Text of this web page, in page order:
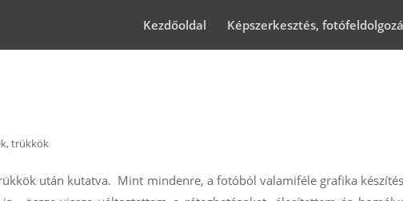
Kezdőoldal Képszerkesztés,
trükkök
után kutatva. Mint mindenre, a fotóból valamiféle grafika